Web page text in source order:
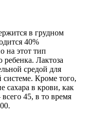
в грудном
40%
на этот тип
ребенка. Лактоза
средой для
Кроме того,
сахара в крови, как
45, в то время